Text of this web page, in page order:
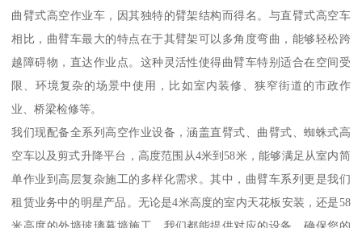
曲臂式高空作业车，因其独特的臂架结构而得名。与直臂式高空车
相比，曲臂车最大的特点在于其臂架可以多角度弯曲，能够轻松跨
越障碍物，直达作业点。这种灵活性使得曲臂车特别适合在空间受
限、环境复杂的场景中使用，比如室内装修、狭窄街道的市政作
业、桥梁检修等。
我们现配备全系列高空作业设备，涵盖直臂式、曲臂式、蜘蛛式高
空车以及剪式升降平台，高度范围从4米到58米，能够满足从室内简
单作业到高层复杂施工的多样化需求。其中，曲臂车系列更是我们
租赁业务中的明星产品。无论是4米高度的室内天花板安装，还是58